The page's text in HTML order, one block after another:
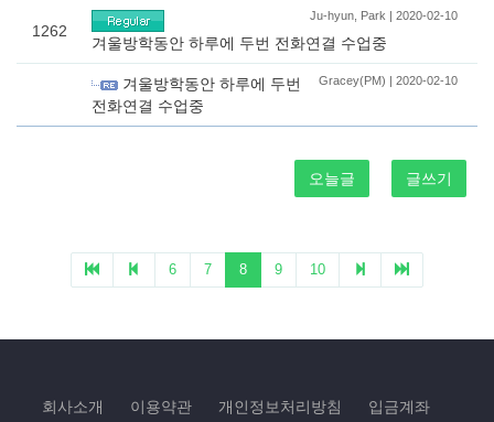
1262
Ju-hyun, Park | 2020-02-10
겨울방학동안 하루에 두번 전화연결 수업중
Gracey(PM) | 2020-02-10
겨울방학동안 하루에 두번
전화연결 수업중
오늘글 글쓰기
6 7 8 9 10
회사소개 이용약관 개인정보처리방침 입금계좌